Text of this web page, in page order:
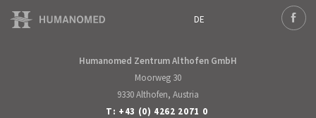
DE
Deutsch
Humanomed Zentrum Althofen GmbH
Moorweg 30
9330 Althofen, Austria
T: +43 (0) 4262 2071 0